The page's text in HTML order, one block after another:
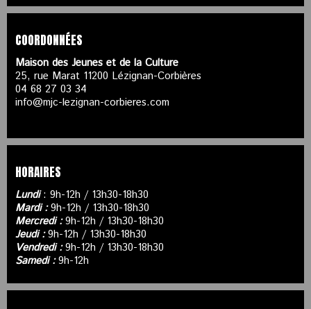
COORDONNÉES
Maison des Jeunes et de la Culture
25, rue Marat 11200 Lézignan-Corbières
04 68 27 03 34
info@mjc-lezignan-corbieres.com
HORAIRES
Lundi: 9h-12h / 13h30-18h30
Mardi :9h-12h / 13h30-18h30
Mercredi :9h-12h / 13h30-18h30
Jeudi :9h-12h / 13h30-18h30
Vendredi :9h-12h / 13h30-18h30
Samedi :9h-12h